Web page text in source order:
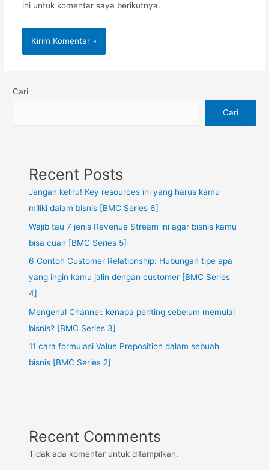
ini untuk komentar saya berikutnya.
Cari
Cari
Recent Posts
Jangan keliru! Key resources ini yang harus kamu
miliki dalam bisnis [BMC Series 6]
Wajib tau 7 jenis Revenue Stream ini agar bisnis kamu
bisa cuan [BMC Series 5]
6 Contoh Customer Relationship: Hubungan tipe apa
yang ingin kamu jalin dengan customer [BMC Series
4]
Mengenal Channel: kenapa penting sebelum memulai
bisnis? [BMC Series 3]
11 cara formulasi Value Preposition dalam sebuah
bisnis [BMC Series 2]
Recent Comments
Tidak ada komentar untuk ditampilkan.